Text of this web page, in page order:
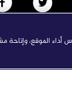
أداء الموقع،